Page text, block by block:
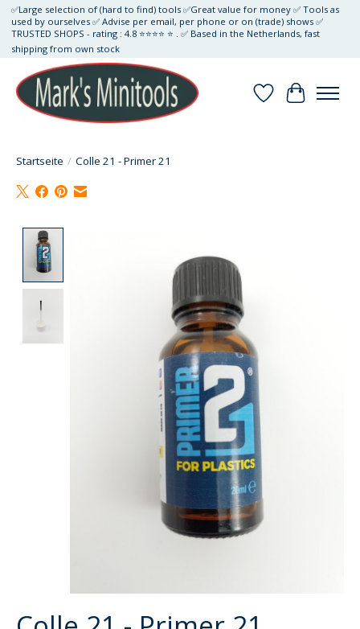
✅Large selection of (hard to find) tools ✅Great value for money ✅ Tools as
used by ourselves ✅ Advise per email, per phone or on (trade) shows ✅
TRUSTED SHOPS - rating : 4.8 ⭐⭐⭐⭐ ⭐ . ✅ Based in the Netherlands, fast
shipping from own stock
Wunschzettel
Ihr
Startseite / Colle 21 - Primer 21